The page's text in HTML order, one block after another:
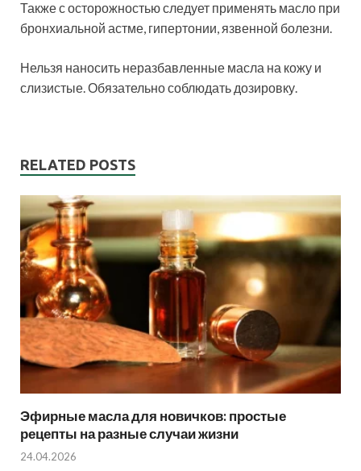
Также с осторожностью следует применять масло при
бронхиальной астме, гипертонии, язвенной болезни.
Нельзя наносить неразбавленные масла на кожу и
слизистые. Обязательно соблюдать дозировку.
RELATED POSTS
Эфирные масла для новичков: простые
рецепты на разные случаи жизни
24.04.2026